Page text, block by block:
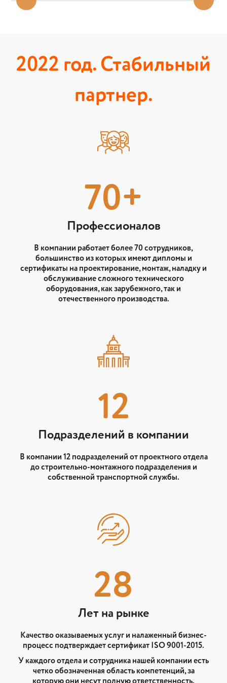
2022 год. Стабильный
партнер.
70+
Профессионалов
В компании работает более 70 сотрудников,
большинство из которых имеют дипломы и
сертификаты на проектирование, монтаж, наладку и
обслуживание сложного технического
оборудования, как зарубежного, так и
отечественного производства.
12
Подразделений в компании
В компании 12 подразделений от проектного отдела
до строительно-монтажного подразделения и
собственной транспортной службы.
28
Лет на рынке
Качество оказываемых услуг и налаженный бизнес-
процесс подтверждает сертификат ISO 9001-2015.
У каждого отдела и сотрудника нашей компании есть
четко обозначенная область компетенций, за